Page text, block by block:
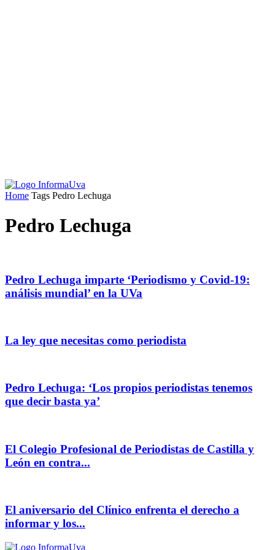
Home Tags Pedro Lechuga
Pedro Lechuga
Pedro Lechuga imparte ‘Periodismo y Covid-19:
análisis mundial’ en la UVa
La ley que necesitas como periodista
Pedro Lechuga: ‘Los propios periodistas tenemos
que decir basta ya’
El Colegio Profesional de Periodistas de Castilla y
León en contra...
El aniversario del Clínico enfrenta el derecho a
informar y los...